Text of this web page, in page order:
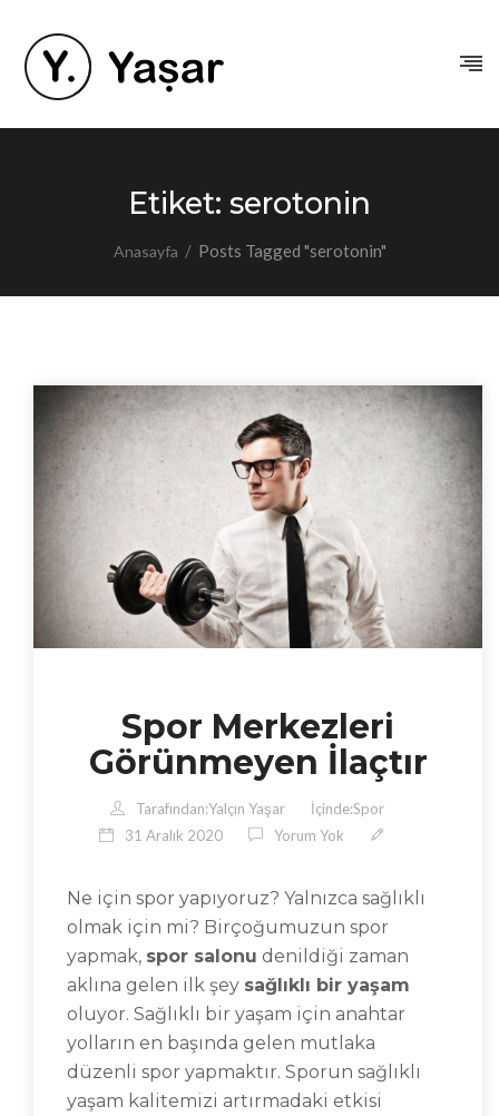
Etiket: serotonin
Anasayfa / Posts Tagged "serotonin"
Spor Merkezleri
Görünmeyen İlaçtır
Tarafından:Yalçın Yaşar İçinde:Spor
31 Aralık 2020
Yorum Yok
Ne için spor yapıyoruz? Yalnızca sağlıklı
olmak için mi? Birçoğumuzun spor
yapmak, spor salonu denildiği zaman
aklına gelen ilk şey sağlıklı bir yaşam
oluyor. Sağlıklı bir yaşam için anahtar
yolların en başında gelen mutlaka
düzenli spor yapmaktır. Sporun sağlıklı
yaşam kalitemizi artırmadaki etkisi